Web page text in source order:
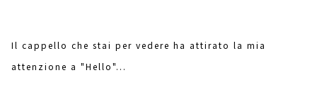
Il cappello che stai per vedere ha attirato la mia
attenzione a "Hello"...